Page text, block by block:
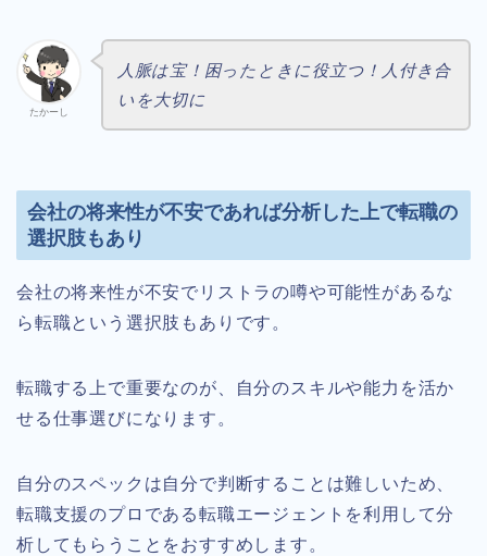
たかーし
人脈は宝！困ったときに役立つ！人付き合
いを大切に
会社の将来性が不安であれば分析した上で転職の
選択肢もあり
会社の将来性が不安でリストラの噂や可能性があるな
ら転職という選択肢もありです。
転職する上で重要なのが、自分のスキルや能力を活か
せる仕事選びになります。
自分のスペックは自分で判断することは難しいため、
転職支援のプロである転職エージェントを利用して分
析してもらうことをおすすめします。